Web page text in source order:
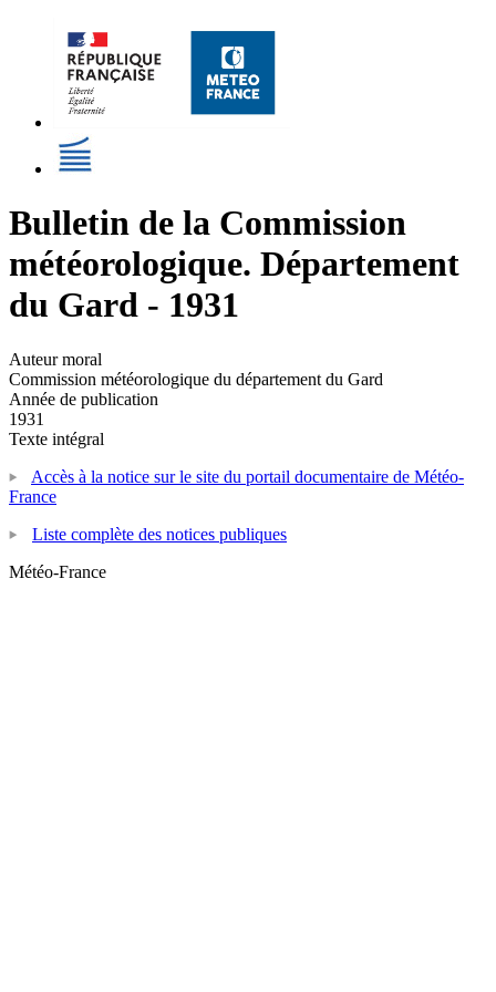
Bulletin de la Commission
météorologique. Département
du Gard - 1931
Auteur moral
Commission météorologique du département du Gard
Année de publication
1931
Texte intégral
Accès à la notice sur le site du portail documentaire de Météo-
France
Liste complète des notices publiques
Météo-France